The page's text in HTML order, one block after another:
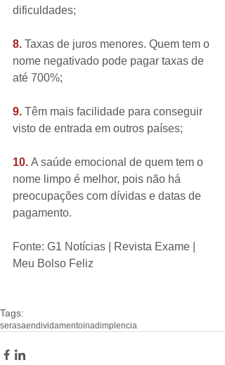
dificuldades;
8. Taxas de juros menores. Quem tem o
nome negativado pode pagar taxas de
até 700%;
9. Têm mais facilidade para conseguir
visto de entrada em outros países;
10. A saúde emocional de quem tem o
nome limpo é melhor, pois não há
preocupações com dívidas e datas de
pagamento.
Fonte: G1 Notícias | Revista Exame |
Meu Bolso Feliz
Tags:
serasaendividamentoinadimplencia